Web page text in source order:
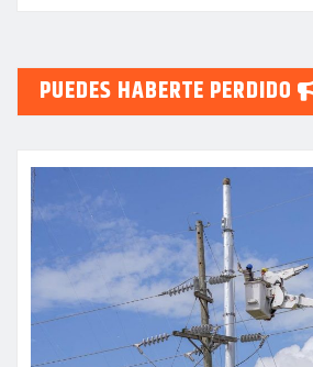
PUEDES HABERTE PERDIDO